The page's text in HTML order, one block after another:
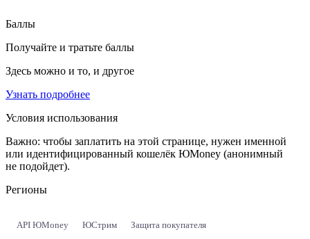
Баллы
Получайте и тратьте баллы
Здесь можно и то, и другое
Узнать подробнее
Условия использования
Важно: чтобы заплатить на этой странице, нужен именной
или идентифицированный кошелёк ЮMoney (анонимный
не подойдет).
Регионы
API ЮMoney ЮСтрим Защита покупателя